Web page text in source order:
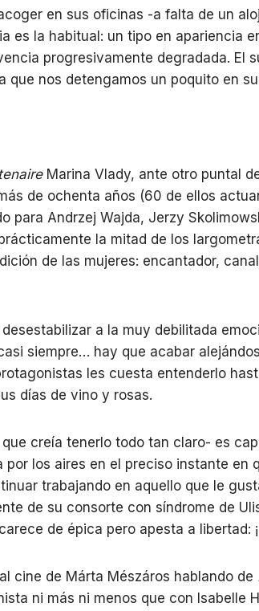
en sus oficinas -a falta de un
es la habitual: un tipo en apariencia
progresivamente degradada. El
nos detengamos un poquito en
Marina Vlady, ante otro puntal
de ochenta años (60 de ellos
para Andrzej Wajda, Jerzy
la mitad de los
de las mujeres: encantador,
a la muy debilitada
siempre… hay que acabar
les cuesta entenderlo
días de vino y rosas.
creía tenerlo todo tan claro- es
los aires en el preciso instante en
trabajando en aquello que le
de su consorte con síndrome de
de épica pero apesta a libertad:
cine de Márta Mészáros hablando de
ni más ni menos que con Isabelle